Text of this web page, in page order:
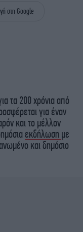
στη Google
τα 200 χρόνια από
για έναν
και το μέλλον
εκδήλωση με
και δημόσιο